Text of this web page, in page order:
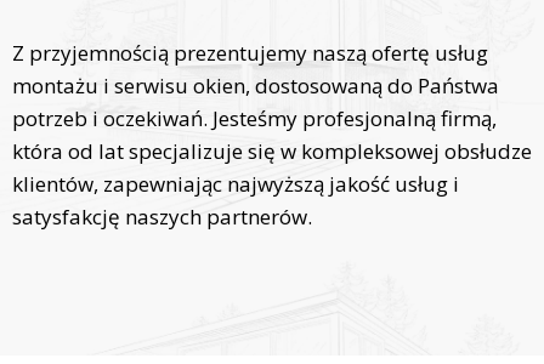
Z przyjemnością prezentujemy naszą ofertę usług
montażu i serwisu okien, dostosowaną do Państwa
potrzeb i oczekiwań. Jesteśmy profesjonalną firmą,
która od lat specjalizuje się w kompleksowej obsłudze
klientów, zapewniając najwyższą jakość usług i
satysfakcję naszych partnerów.